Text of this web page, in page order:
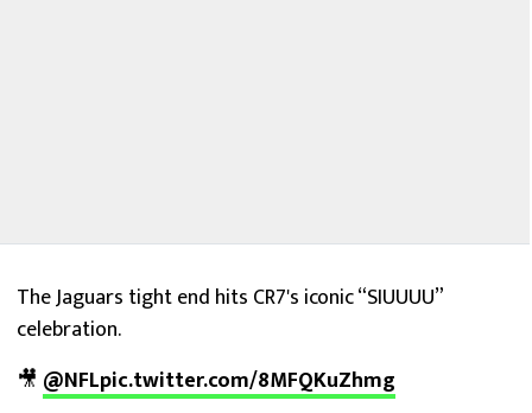
The Jaguars tight end hits CR7's iconic “SIUUUU”
celebration.
🎥 @NFLpic.twitter.com/8MFQKuZhmg